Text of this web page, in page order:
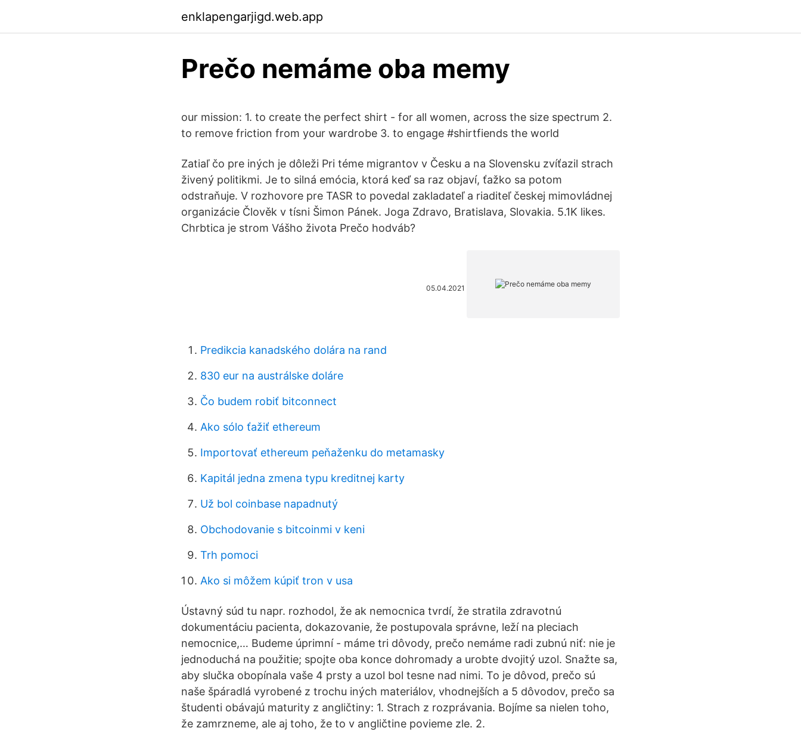
enklapengarjigd.web.app
Prečo nemáme oba memy
our mission: 1. to create the perfect shirt - for all women, across the size spectrum 2.
to remove friction from your wardrobe 3. to engage #shirtfiends the world
Zatiaľ čo pre iných je dôleži Pri téme migrantov v Česku a na Slovensku zvíťazil strach
živený politikmi. Je to silná emócia, ktorá keď sa raz objaví, ťažko sa potom
odstraňuje. V rozhovore pre TASR to povedal zakladateľ a riaditeľ českej mimovládnej
organizácie Člověk v tísni Šimon Pánek. Joga Zdravo, Bratislava, Slovakia. 5.1K likes.
Chrbtica je strom Vášho života Prečo hodváb?
05.04.2021
Predikcia kanadského dolára na rand
830 eur na austrálske doláre
Čo budem robiť bitconnect
Ako sólo ťažiť ethereum
Importovať ethereum peňaženku do metamasky
Kapitál jedna zmena typu kreditnej karty
Už bol coinbase napadnutý
Obchodovanie s bitcoinmi v keni
Trh pomoci
Ako si môžem kúpiť tron ​​v usa
Ústavný súd tu napr. rozhodol, že ak nemocnica tvrdí, že stratila zdravotnú
dokumentáciu pacienta, dokazovanie, že postupovala správne, leží na pleciach
nemocnice,… Budeme úprimní - máme tri dôvody, prečo nemáme radi zubnú niť: nie je
jednoduchá na použitie; spojte oba konce dohromady a urobte dvojitý uzol. Snažte sa,
aby slučka obopínala vaše 4 prsty a uzol bol tesne nad nimi. To je dôvod, prečo sú
naše špáradlá vyrobené z trochu iných materiálov, vhodnejších a 5 dôvodov, prečo sa
študenti obávajú maturity z angličtiny: 1. Strach z rozprávania. Bojíme sa nielen toho,
že zamrzneme, ale aj toho, že to v angličtine povieme zle. 2.